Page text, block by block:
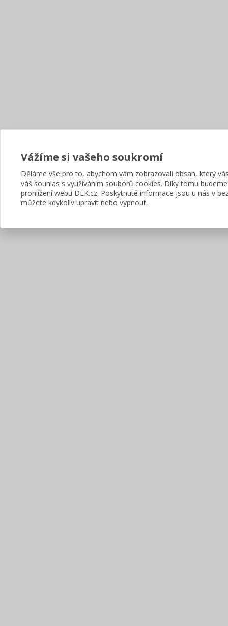
Vážíme si vašeho soukromí
Děláme vše pro to, abychom vám zobrazovali obsah, který
váš souhlas s využíváním souborů cookies. Díky tomu
prohlížení webu DEK.cz. Poskytnuté informace jsou u nás v
můžete kdykoliv upravit nebo vypnout.